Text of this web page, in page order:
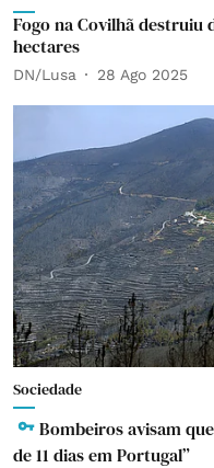
Fogo na Covilhã destruiu
hectares
DN/Lusa 28 Ago 2025
Sociedade
Bombeiros avisam
de 11 dias em Portugal”